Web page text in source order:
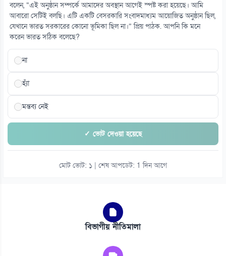
বলেন, “এই অনুষ্ঠান সম্পর্কে আমাদের অবস্থান আগেই স্পষ্ট করা হয়েছে। আমি
আবারো সেটিই বলছি। এটি একটি বেসরকারি সংবাদমাধ্যম আয়োজিত অনুষ্ঠান ছিল,
যেখানে ভারত সরকারের কোনো ভূমিকা ছিল না।” প্রিয় পাঠক. আপনি কি মনে
করেন ভারত সঠিক বলেছে?
না
হ্যাঁ
মন্তব্য নেই
✓ ভোট দেওয়া হয়েছে
মোট ভোট: ১ | শেষ আপডেট: 1 দিন আগে
বিভাগীয় নীতিমালা